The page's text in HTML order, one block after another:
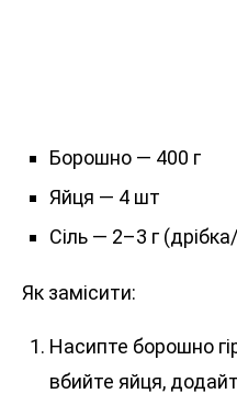
Борошно — 400 г
Яйця — 4 шт
Сіль — 2–3 г
Як замісити:
Насипте борошно
вбийте яйця,